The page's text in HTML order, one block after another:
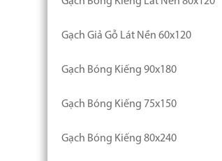
Gạch Giả Gỗ Lát Nền 60x120
Gạch Bóng Kiếng 90x180
Gạch Bóng Kiếng 75x150
Gạch Bóng Kiếng 80x240